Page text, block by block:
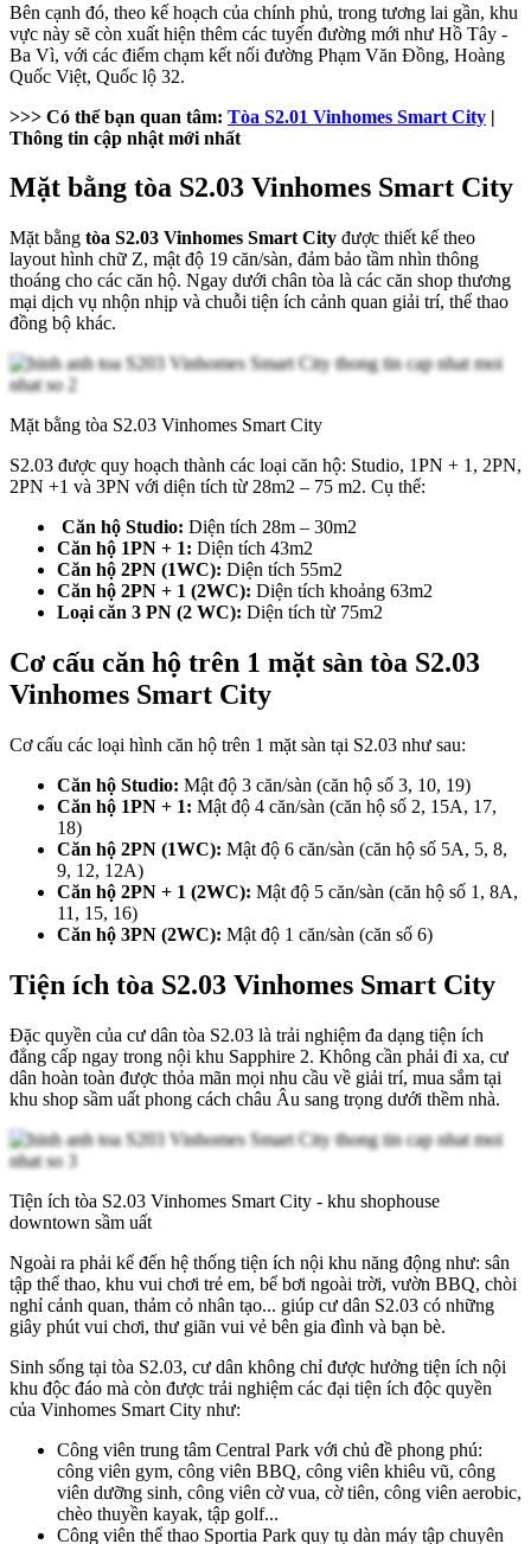
Bên cạnh đó, theo kế hoạch của chính phủ, trong tương lai gần, khu
vực này sẽ còn xuất hiện thêm các tuyến đường mới như Hồ Tây -
Ba Vì, với các điểm chạm kết nối đường Phạm Văn Đồng, Hoàng
Quốc Việt, Quốc lộ 32.
>>> Có thể bạn quan tâm: Tòa S2.01 Vinhomes Smart City |
Thông tin cập nhật mới nhất
Mặt bằng tòa S2.03 Vinhomes Smart City
Mặt bằng tòa S2.03 Vinhomes Smart City được thiết kế theo
layout hình chữ Z, mật độ 19 căn/sàn, đảm bảo tầm nhìn thông
thoáng cho các căn hộ. Ngay dưới chân tòa là các căn shop thương
mại dịch vụ nhộn nhịp và chuỗi tiện ích cảnh quan giải trí, thể thao
đồng bộ khác.
Mặt bằng tòa S2.03 Vinhomes Smart City
S2.03 được quy hoạch thành các loại căn hộ: Studio, 1PN + 1, 2PN,
2PN +1 và 3PN với diện tích từ 28m2 – 75 m2. Cụ thể:
Căn hộ Studio: Diện tích 28m – 30m2
Căn hộ 1PN + 1: Diện tích 43m2
Căn hộ 2PN (1WC): Diện tích 55m2
Căn hộ 2PN + 1 (2WC): Diện tích khoảng 63m2
Loại căn 3 PN (2 WC): Diện tích từ 75m2
Cơ cấu căn hộ trên 1 mặt sàn tòa S2.03
Vinhomes Smart City
Cơ cấu các loại hình căn hộ trên 1 mặt sàn tại S2.03 như sau:
Căn hộ Studio: Mật độ 3 căn/sàn (căn hộ số 3, 10, 19)
Căn hộ 1PN + 1: Mật độ 4 căn/sàn (căn hộ số 2, 15A, 17,
18)
Căn hộ 2PN (1WC): Mật độ 6 căn/sàn (căn hộ số 5A, 5, 8,
9, 12, 12A)
Căn hộ 2PN + 1 (2WC): Mật độ 5 căn/sàn (căn hộ số 1, 8A,
11, 15, 16)
Căn hộ 3PN (2WC): Mật độ 1 căn/sàn (căn số 6)
Tiện ích tòa S2.03 Vinhomes Smart City
Đặc quyền của cư dân tòa S2.03 là trải nghiệm đa dạng tiện ích
đẳng cấp ngay trong nội khu Sapphire 2. Không cần phải đi xa, cư
dân hoàn toàn được thỏa mãn mọi nhu cầu về giải trí, mua sắm tại
khu shop sầm uất phong cách châu Âu sang trọng dưới thềm nhà.
Tiện ích tòa S2.03 Vinhomes Smart City - khu shophouse
downtown sầm uất
Ngoài ra phải kể đến hệ thống tiện ích nội khu năng động như: sân
tập thể thao, khu vui chơi trẻ em, bể bơi ngoài trời, vườn BBQ, chòi
nghỉ cảnh quan, thảm cỏ nhân tạo... giúp cư dân S2.03 có những
giây phút vui chơi, thư giãn vui vẻ bên gia đình và bạn bè.
Sinh sống tại tòa S2.03, cư dân không chỉ được hưởng tiện ích nội
khu độc đáo mà còn được trải nghiệm các đại tiện ích độc quyền
của Vinhomes Smart City như:
Công viên trung tâm Central Park với chủ đề phong phú:
công viên gym, công viên BBQ, công viên khiêu vũ, công
viên dưỡng sinh, công viên cờ vua, cờ tiên, công viên aerobic,
chèo thuyền kayak, tập golf...
Công viên thể thao Sportia Park quy tụ dàn máy tập chuyên